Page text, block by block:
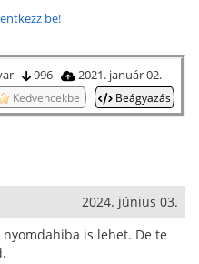
be!
996 2021. január 02.
Kedvencekbe Beágyazás
2024. június 03.
nyomdahiba is lehet. De te